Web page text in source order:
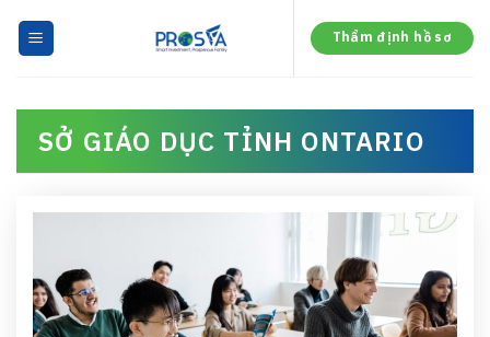
Thẩm định hồ sơ
SỞ GIÁO DỤC TỈNH ONTARIO